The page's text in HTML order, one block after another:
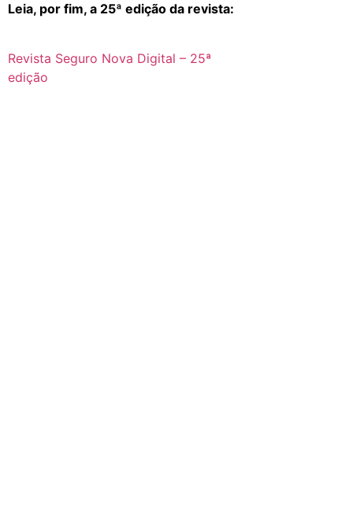
Leia, por fim, a 25ª edição da revista:
Revista Seguro Nova Digital – 25ª
edição